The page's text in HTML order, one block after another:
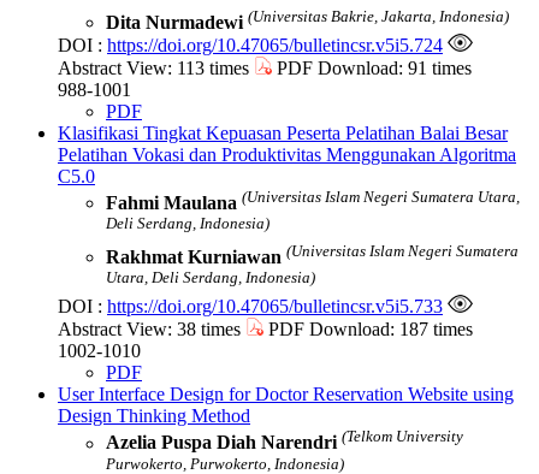
Dita Nurmadewi (Universitas Bakrie, Jakarta, Indonesia)
DOI : https://doi.org/10.47065/bulletincsr.v5i5.724
Abstract View: 113 times
PDF Download: 91 times
988-1001
PDF
Klasifikasi Tingkat Kepuasan Peserta Pelatihan Balai Besar
Pelatihan Vokasi dan Produktivitas Menggunakan Algoritma
C5.0
Fahmi Maulana (Universitas Islam Negeri Sumatera Utara,
Deli Serdang, Indonesia)
Rakhmat Kurniawan (Universitas Islam Negeri Sumatera
Utara, Deli Serdang, Indonesia)
DOI : https://doi.org/10.47065/bulletincsr.v5i5.733
Abstract View: 38 times
PDF Download: 187 times
1002-1010
PDF
User Interface Design for Doctor Reservation Website using
Design Thinking Method
Azelia Puspa Diah Narendri (Telkom University
Purwokerto, Purwokerto, Indonesia)